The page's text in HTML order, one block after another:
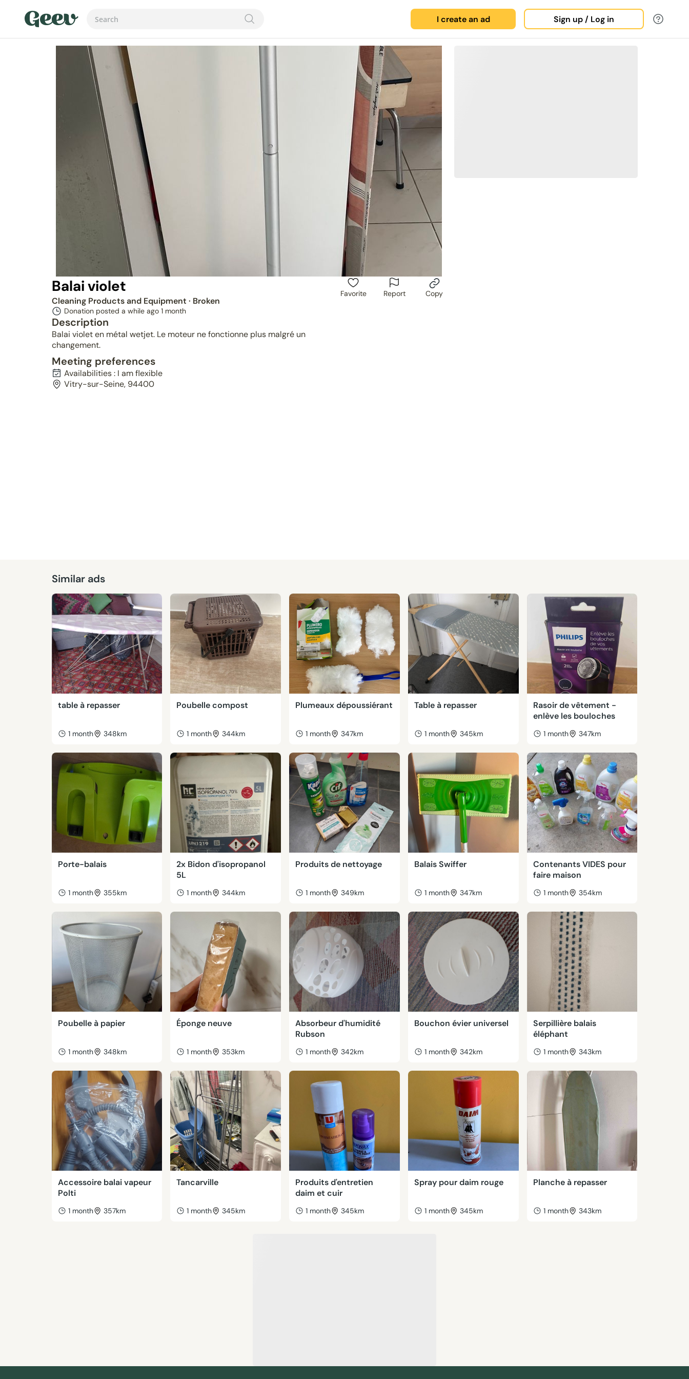
I create an ad Sign up / Log in
Balai violet
Cleaning Products and Equipment · Broken
Donation posted a while ago 1 month
Description
Balai violet en métal wetjet. Le moteur ne fonctionne plus malgré un
changement.
Favorite Report Copy
Meeting preferences
Availabilities : I am flexible
Vitry-sur-Seine, 94400
Similar ads
table à repasser
1 month 348km
Poubelle compost
1 month 344km
Plumeaux dépoussiérant
1 month 347km
Table à repasser
1 month 345km
Rasoir de vêtement -
enlève les bouloches
1 month 347km
Porte-balais
1 month 355km
2x Bidon d'isopropanol
5L
1 month 344km
Produits de nettoyage
1 month 349km
Balais Swiffer
1 month 347km
Contenants VIDES pour
faire maison
1 month 354km
Poubelle à papier
1 month 348km
Éponge neuve
1 month 353km
Absorbeur d'humidité
Rubson
1 month 342km
Bouchon évier universel
1 month 342km
Serpillière balais
éléphant
1 month 343km
Accessoire balai vapeur
Polti
1 month 357km
Tancarville
1 month 345km
Produits d'entretien
daim et cuir
1 month 345km
Spray pour daim rouge
1 month 345km
Planche à repasser
1 month 343km